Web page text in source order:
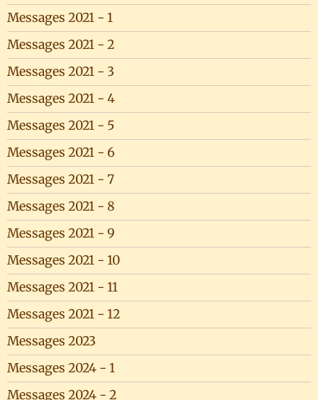
Messages 2021 - 1
Messages 2021 - 2
Messages 2021 - 3
Messages 2021 - 4
Messages 2021 - 5
Messages 2021 - 6
Messages 2021 - 7
Messages 2021 - 8
Messages 2021 - 9
Messages 2021 - 10
Messages 2021 - 11
Messages 2021 - 12
Messages 2023
Messages 2024 - 1
Messages 2024 - 2